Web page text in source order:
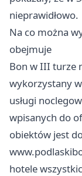
nieprawidłowo.
Na co można
obejmuje
Bon w III turze
wykorzystany
usługi
wpisanych do
obiektów jest
hotele